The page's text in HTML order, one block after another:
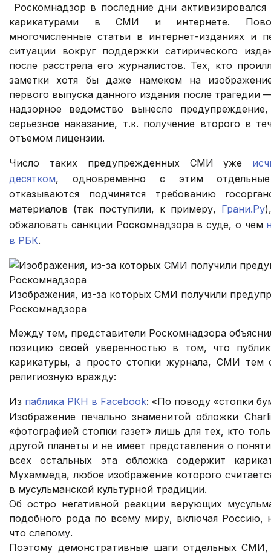
Роскомнадзор в последние дни
карикатурами в СМИ и интернете.
многочисленные статьи в интернет-изданиях и
ситуации вокруг поддержки сатирического
после расстрела его журналистов. Тех, кто
заметки хотя бы даже намеком на
первого выпуска данного издания после трагедии
надзорное ведомство вынесло
серьезное наказание, т.к. получение второго в
отъемом лицензии.
Число таких предупрежденных СМИ уже
десятком, одновременно с этим
отказываются подчинятся требованию
материалов (так поступили, к примеру, Грани.Ру
обжаловать санкции Роскомнадзора в суде, о чем
в РБК.
Изображения, из-за которых СМИ получили
Роскомнадзора
Между тем, представители Роскомнадзора
позицию своей уверенностью в том, что
карикатуры, а просто стопки журнала, СМИ тем
религиозную вражду:
Из паблика РКН в Facebook: «По поводу «стопки
Изображение печально знаменитой обложки
«фотографией стопки газет» лишь для тех, кто
другой планеты и не имеет представления о
всех остальных эта обложка содержит
Мухаммеда, любое изображение которого
в мусульманской культурной традиции.
Об остро негативной реакции верующих
подобного рода по всему миру, включая Россию,
что слепому.
Поэтому демонстративные шаги отдельных СМИ,